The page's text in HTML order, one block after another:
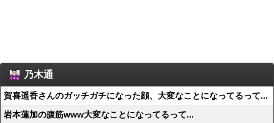
乃木通
賀喜遥香さんのガッチガチになった顔、大変なことになってるって...
岩本蓮加の腹筋www大変なことになってるって...